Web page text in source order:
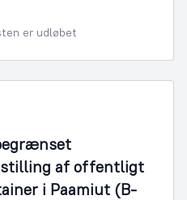
er udløbet
af offentligt
i Paamiut (B-